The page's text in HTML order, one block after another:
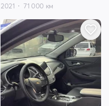
2021 71 000 км